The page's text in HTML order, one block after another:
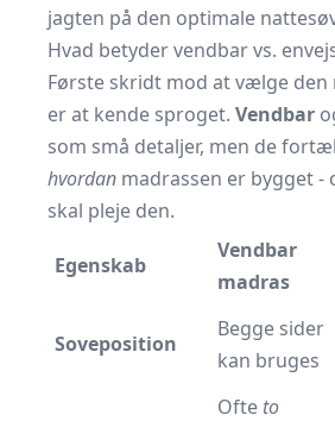
jagten på den optimale
Hvad betyder vendbar vs.
Første skridt mod at vælge den
er at kende sproget. Vendbar
som små detaljer, men de
hvordan madrassen er bygget -
skal pleje den.
Egenskab
Vendbar
madras
Soveposition
Begge sider
kan bruges
Ofte to